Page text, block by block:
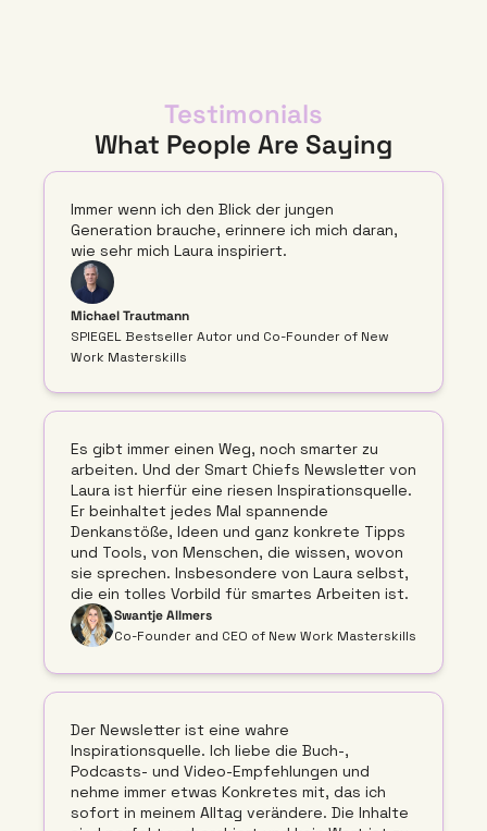
Testimonials
What People Are Saying
Immer wenn ich den Blick der jungen
Generation brauche, erinnere ich mich daran,
wie sehr mich Laura inspiriert.
Michael Trautmann
SPIEGEL Bestseller Autor und Co-Founder of New
Work Masterskills
Es gibt immer einen Weg, noch smarter zu
arbeiten. Und der Smart Chiefs Newsletter von
Laura ist hierfür eine riesen Inspirationsquelle.
Er beinhaltet jedes Mal spannende
Denkanstöße, Ideen und ganz konkrete Tipps
und Tools, von Menschen, die wissen, wovon
sie sprechen. Insbesondere von Laura selbst,
die ein tolles Vorbild für smartes Arbeiten ist.
Swantje Allmers
Co-Founder and CEO of New Work Masterskills
Der Newsletter ist eine wahre
Inspirationsquelle. Ich liebe die Buch-,
Podcasts- und Video-Empfehlungen und
nehme immer etwas Konkretes mit, das ich
sofort in meinem Alltag verändere. Die Inhalte